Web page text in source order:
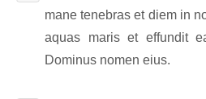
mane tenebras et diem in
aquas maris et effundit
Dominus nomen eius.